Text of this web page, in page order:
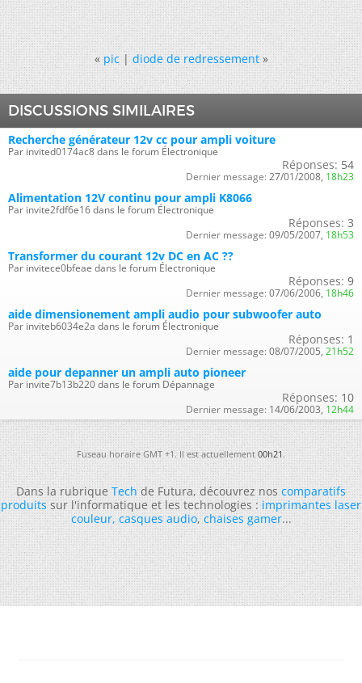
« pic|diode de redressement »
DISCUSSIONS SIMILAIRES
Recherche générateur 12v cc pour ampli voiture
Par invited0174ac8 dans le forum Électronique
Réponses: 54
Dernier message: 27/01/2008, 18h23
Alimentation 12V continu pour ampli K8066
Par invite2fdf6e16 dans le forum Électronique
Réponses: 3
Dernier message: 09/05/2007, 18h53
Transformer du courant 12v DC en AC ??
Par invitece0bfeae dans le forum Électronique
Réponses: 9
Dernier message: 07/06/2006, 18h46
aide dimensionement ampli audio pour subwoofer auto
Par inviteb6034e2a dans le forum Électronique
Réponses: 1
Dernier message: 08/07/2005, 21h52
aide pour depanner un ampli auto pioneer
Par invite7b13b220 dans le forum Dépannage
Réponses: 10
Dernier message: 14/06/2003, 12h44
Fuseau horaire GMT +1. Il est actuellement00h21.
Dans la rubriqueTechde Futura, découvrez noscomparatifs
produitssur l'informatique et les technologies :imprimantes laser
couleur,casques audio,chaises gamer...